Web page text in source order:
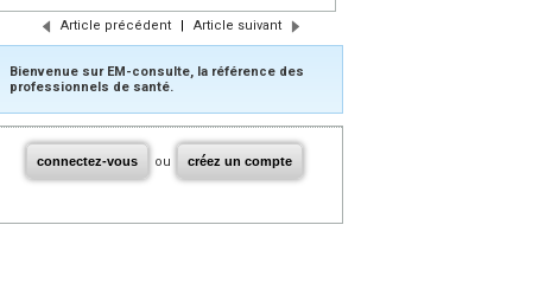
Article précédent | Article suivant
Bienvenue sur EM-consulte, la référence des
professionnels de santé.
connectez-vous ou créez un compte